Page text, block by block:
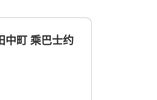
中町 乘巴士约